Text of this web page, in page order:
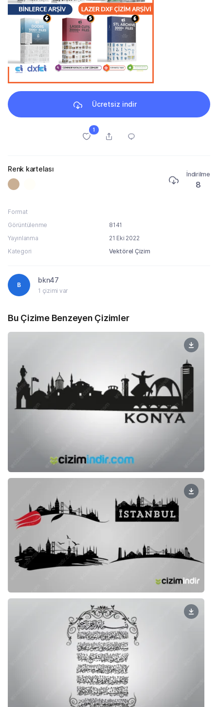
Ücretsiz indir
1
Renk kartelası
İndirilme
8
Format
Görüntülenme
8141
Yayınlanma
21 Eki 2022
Kategori
Vektörel Çizim
B
bkn47
1 çizimi var
Bu Çizime Benzeyen Çizimler